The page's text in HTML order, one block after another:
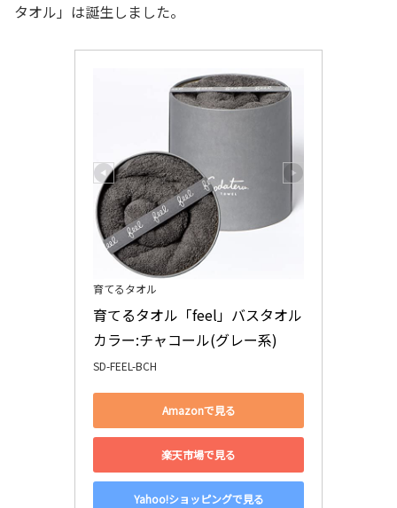
タオル」は誕生しました。
育てるタオル
育てるタオル「feel」バスタオル
カラー:チャコール(グレー系)
SD-FEEL-BCH
Amazonで見る
楽天市場で見る
Yahoo!ショッピングで見る